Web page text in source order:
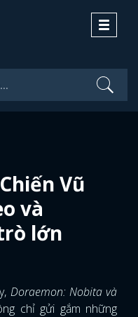
Toggle
Vũ
và
lớn
Doraemon: Nobita và
chỉ gửi gắm những